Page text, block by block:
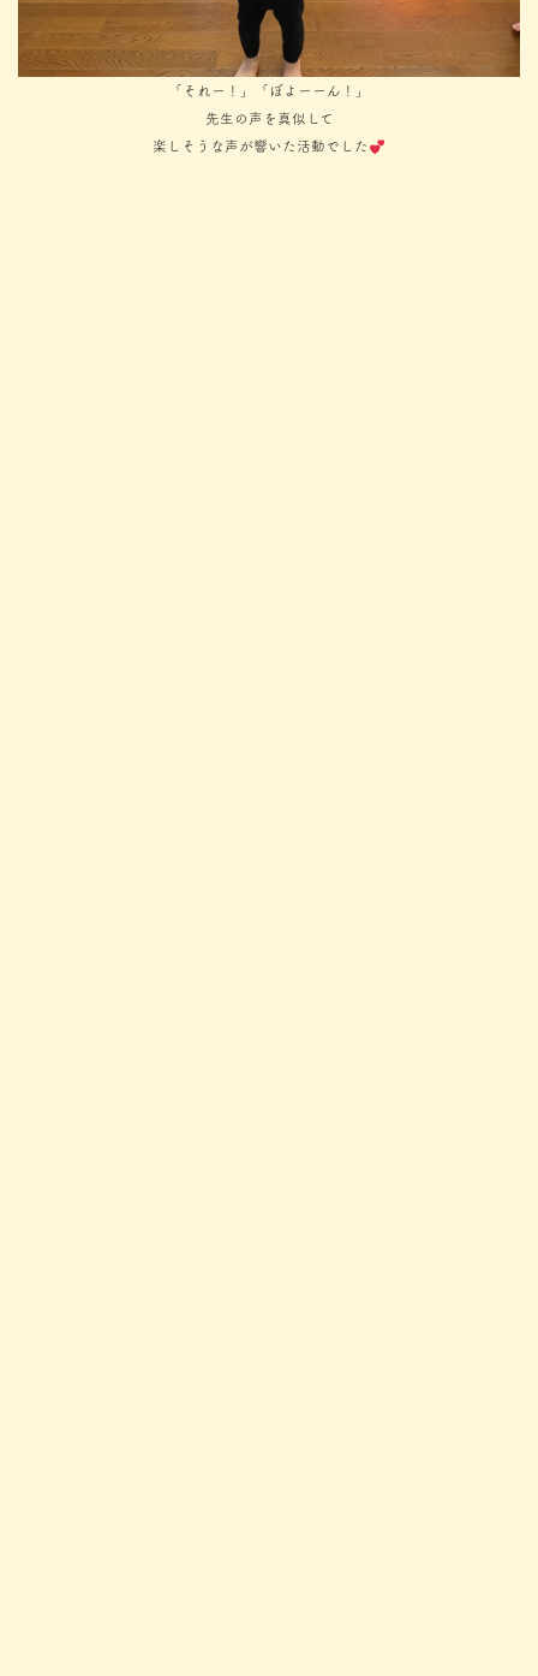
「それー！」「ぼよーーん！」
先生の声を真似して
楽しそうな声が響いた活動でした